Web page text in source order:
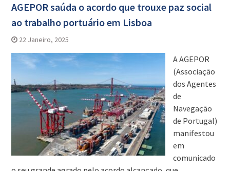
AGEPOR saúda o acordo que trouxe paz social
ao trabalho portuário em Lisboa
22 Janeiro, 2025
A AGEPOR
(Associação
dos Agentes
de
Navegação
de Portugal)
manifestou
em
comunicado